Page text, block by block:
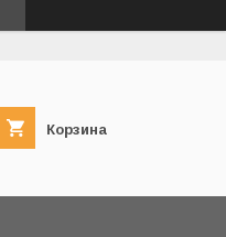
Корзина